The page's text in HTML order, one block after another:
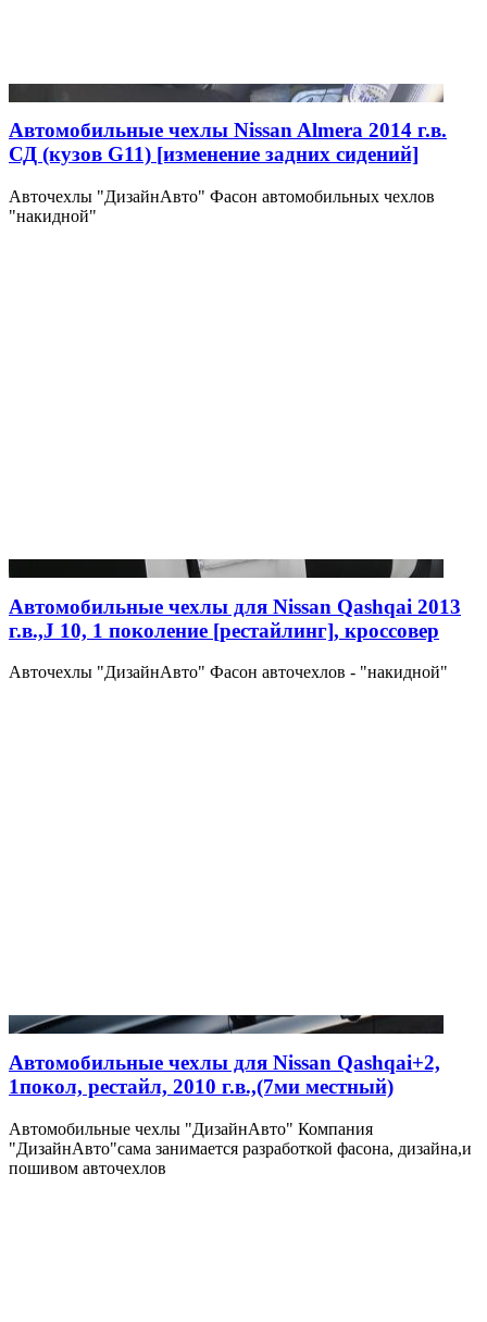
Автомобильные чехлы Nissan Almera 2014 г.в.
СД (кузов G11) [изменение задних сидений]
Авточехлы "ДизайнАвто" Фасон автомобильных чехлов
"накидной"
Автомобильные чехлы для Nissan Qashqai 2013
г.в.,J 10, 1 поколение [рестайлинг], кроссовер
Авточехлы "ДизайнАвто" Фасон авточехлов - "накидной"
Автомобильные чехлы для Nissan Qashqai+2,
1покол, рестайл, 2010 г.в.,(7ми местный)
Автомобильные чехлы "ДизайнАвто" Компания
"ДизайнАвто"сама занимается разработкой фасона, дизайна,и
пошивом авточехлов